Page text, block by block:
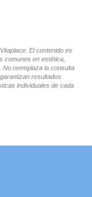
El contenido es
comunes en estética,
No reemplaza la consulta
resultados
individuales de cada